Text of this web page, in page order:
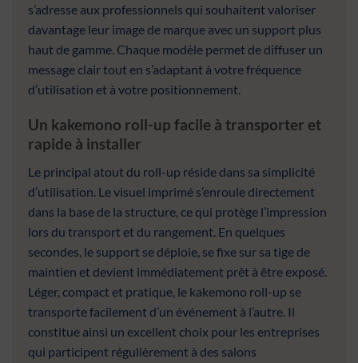
s’adresse aux professionnels qui souhaitent valoriser
davantage leur image de marque avec un support plus
haut de gamme. Chaque modèle permet de diffuser un
message clair tout en s’adaptant à votre fréquence
d’utilisation et à votre positionnement.
Un kakemono roll-up facile à transporter et
rapide à installer
Le principal atout du roll-up réside dans sa simplicité
d’utilisation. Le visuel imprimé s’enroule directement
dans la base de la structure, ce qui protège l’impression
lors du transport et du rangement. En quelques
secondes, le support se déploie, se fixe sur sa tige de
maintien et devient immédiatement prêt à être exposé.
Léger, compact et pratique, le kakemono roll-up se
transporte facilement d’un événement à l’autre. Il
constitue ainsi un excellent choix pour les entreprises
qui participent régulièrement à des salons